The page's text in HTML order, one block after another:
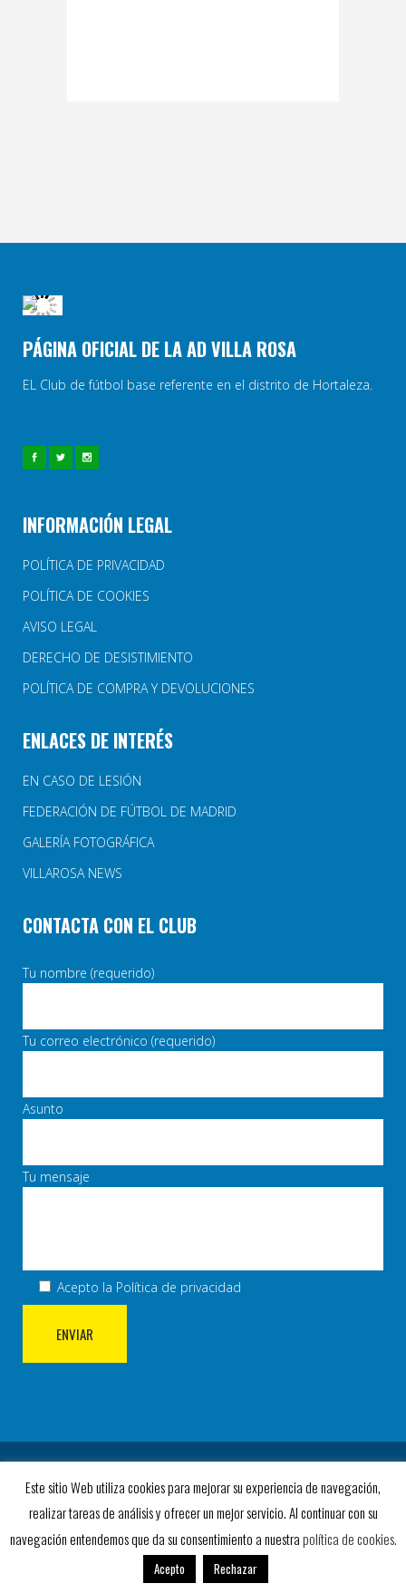
PÁGINA OFICIAL DE LA AD VILLA ROSA
EL Club de fútbol base referente en el distrito de Hortaleza.
INFORMACIÓN LEGAL
POLÍTICA DE PRIVACIDAD
POLÍTICA DE COOKIES
AVISO LEGAL
DERECHO DE DESISTIMIENTO
POLÍTICA DE COMPRA Y DEVOLUCIONES
ENLACES DE INTERÉS
EN CASO DE LESIÓN
FEDERACIÓN DE FÚTBOL DE MADRID
GALERÍA FOTOGRÁFICA
VILLAROSA NEWS
CONTACTA CON EL CLUB
Tu nombre (requerido)
Tu correo electrónico (requerido)
Asunto
Tu mensaje
Acepto la Política de privacidad
© COPYRIGHT 2023 AD VILLA ROSA. TODOS LOS
DERECHOS RESERVADOS.
2019 DISEÑO WEBSOFTDREAMYDREAMSOFT
Este sitio Web utiliza cookies para mejorar su experiencia de navegación,
realizar tareas de análisis y ofrecer un mejor servicio. Al continuar con su
navegación entendemos que da su consentimiento a nuestrapolítica de cookies.
Acepto Rechazar